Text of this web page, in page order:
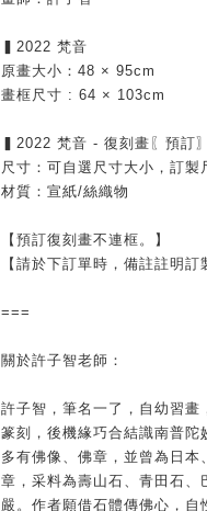
▍2022 梵音
原畫大小：48 × 95cm
畫框尺寸 : 64 × 103cm
▍2022 梵音 - 復刻畫〖預訂〗
尺寸：可自選尺寸大小，訂製
材質：宣紙/絲織物
【預訂復刻畫不連框。】
【請於下訂單時，備註註明訂
===
關於許子智老師：
許子智，筆名一了，自幼習畫
篆刻，後機緣巧合結識南普陀
多有佛像、佛章，並曾為日
章，采料為壽山石、青田石
嚴。作者願借石體傳佛心，自